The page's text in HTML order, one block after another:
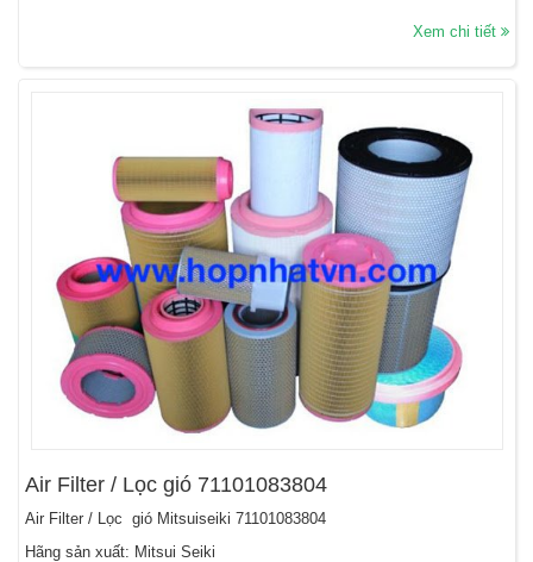
Xem chi tiết
Air Filter / Lọc gió 71101083804
Air Filter / Lọc gió Mitsuiseiki 71101083804
Hãng sản xuất: Mitsui Seiki